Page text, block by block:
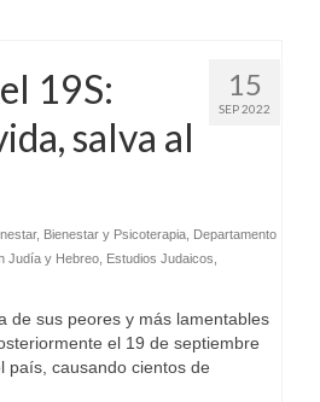
15
SEP 2022
19S:
salva al
, Bienestar y Psicoterapia, Departamento
Judía y Hebreo, Estudios Judaicos
de sus peores y más lamentables
el 19 de septiembre
país, causando cientos de